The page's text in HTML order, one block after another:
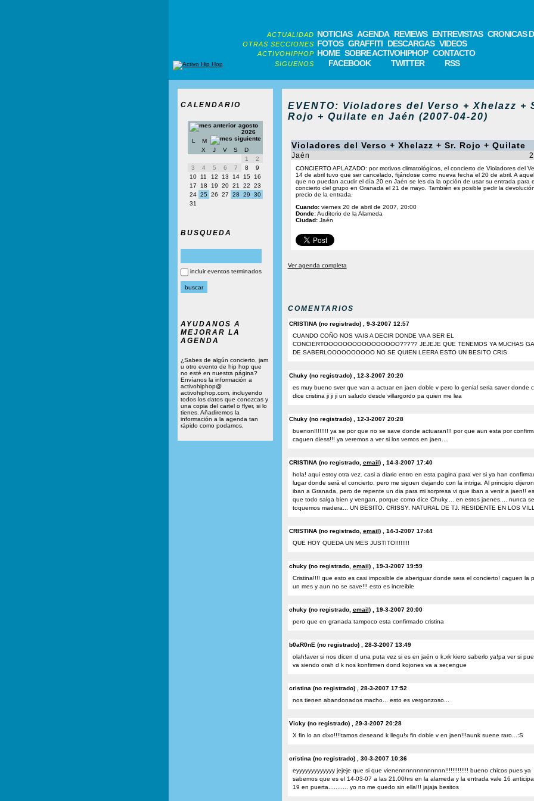
ACTUALIDAD NOTICIAS AGENDA REVIEWS ENTREVISTAS CRONICAS
OTRAS SECCIONES FOTOS GRAFFITI DESCARGAS VIDEOS
ACTIVOHIPHOP HOME SOBRE ACTIVOHIPHOP CONTACTO
SIGUENOS FACEBOOK TWITTER RSS
CALENDARIO
agosto
2026
L
M
X
J V S
D
1
2
3
4 5 6 7 8
9
10
11 12 13 14 15
16
17
18 19 20 21 22
23
24 25 26 27 28 29
30
31
BUSQUEDA
incluir eventos terminados
AYUDANOS A
MEJORAR LA
AGENDA
¿Sabes de algún concierto, jam
u otro evento de hip hop que
no esté en nuestra página?
Envíanos la información a
activohiphop@
activohiphop.com, incluyendo
todos los datos que conozcas y
una copia del cartel o flyer, si lo
tienes. Añadiremos la
información a la agenda tan
rápido como podamos.
EVENTO: Violadores del Verso + Xhelazz +
Rojo + Quilate en Jaén (2007-04-20)
Violadores del Verso + Xhelazz + Sr. Rojo + Quilate
Jaén
CONCIERTO APLAZADO: por motivos climatológicos, el concierto de Violadores del
14 de abril tuvo que ser cancelado, fijándose como nueva fecha el 20 de abril. A
que no puedan acudir el día 20 en Jaén se les da la opción de usar su entrada para
concierto del grupo en Granada el 21 de mayo. También es posible pedir la
precio de la entrada.
Cuando:viernes 20 de abril de 2007, 20:00
Donde:Auditorio de la Alameda
Ciudad:Jaén
Ver agenda completa
COMENTARIOS
CRISTINA (no registrado) , 9-3-2007 12:57
CUANDO COÑO NOS VAIS A DECIR DONDE VA A SER EL
CONCIERTOOOOOOOOOOOOOOOO????? JEJEJE QUE TENEMOS YA MUCHAS
DE SABERLOOOOOOOOOO NO SE QUIEN LEERA ESTO UN BESITO CRIS
Chuky (no registrado) , 12-3-2007 20:20
es muy bueno sver que van a actuar en jaen doble v pero lo genial seria saver donde
dice cristina ji ji ji un saludo desde villargordo pa quien me lea
Chuky (no registrado) , 12-3-2007 20:28
buenon!!!!!!!! ya se por que no se save donde actuaran!!! por que aun esta por
caguen diess!!! ya veremos a ver si los vemos en jaen....
CRISTINA (no registrado, email) , 14-3-2007 17:40
hola! aqui estoy otra vez. casi a diario entro en esta pagina para ver si ya han
lugar donde será el concierto, pero me siguen dejando con la intriga. Al principio
iban a Granada, pero de repente un dia para mi sorpresa vi que iban a venir a jaen!!
que todo salga bien y vengan, porque como dice Chuky.... en estos jaenes.... nunca
toquemos madera... UN BESITO. CRISSY. NATURAL DE TJ. RESIDENTE EN LOS
CRISTINA (no registrado, email) , 14-3-2007 17:44
QUE HOY QUEDA UN MES JUSTITO!!!!!!!!
chuky (no registrado, email) , 19-3-2007 19:59
Cristina!!!! que esto es casi imposible de aberiguar donde sera el concierto! caguen la
un mes y aun no se save!!! esto es increible
chuky (no registrado, email) , 19-3-2007 20:00
pero que en granada tampoco esta confirmado cristina
b0aR0nE (no registrado) , 28-3-2007 13:49
olah!aver si nos dicen d una puta vez si es en jaén o k,xk kiero saberlo ya!pa ver si
va siendo orah d k nos konfirmen dond kojones va a ser,engue
cristina (no registrado) , 28-3-2007 17:52
nos tienen abandonados macho... esto es vergonzoso...
Vicky (no registrado) , 29-3-2007 20:28
X fin lo an dixo!!!!tamos deseand k llegu!x fin doble v en jaen!!!aunk suene raro...:S
cristina (no registrado) , 30-3-2007 10:36
eyyyyyyyyyyyyy jejeje que si que vienennnnnnnnnnnnn!!!!!!!!!!!!! bueno chicos pues ya
sabemos que es el 14-03-07 a las 21.00hrs en la alameda y la entrada vale 16
19 en puerta........... yo no me quedo sin ella!!! jajaja besitos